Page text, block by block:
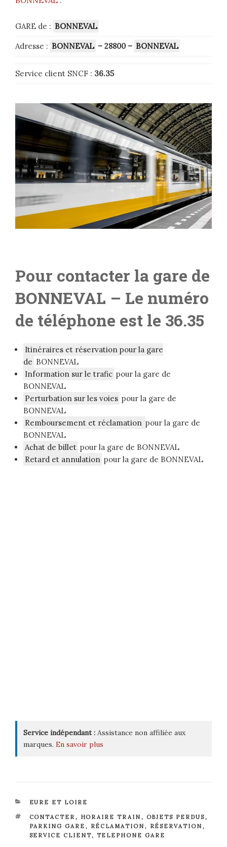
GARE de : BONNEVAL
Adresse : BONNEVAL – 28800 – BONNEVAL
Service client SNCF : 36.35
Pour contacter la gare de
BONNEVAL – Le numéro
de téléphone est le 36.35
Itinéraires et réservation pour la gare
de BONNEVAL
Information sur le trafic pour la gare de
BONNEVAL
Perturbation sur les voies pour la gare de
BONNEVAL
Remboursement et réclamation pour la gare de
BONNEVAL
Achat de billet pour la gare de BONNEVAL
Retard et annulation pour la gare de BONNEVAL
Service indépendant : Assistance non affiliée aux
marques. En savoir plus
CATÉGORIES
EURE ET LOIRE
ÉTIQUETTES
CONTACTER, HORAIRE TRAIN , OBJETS PERDUS,
PARKING GARE , RÉCLAMATION , RÉSERVATION ,
SERVICE CLIENT, TELEPHONE GARE